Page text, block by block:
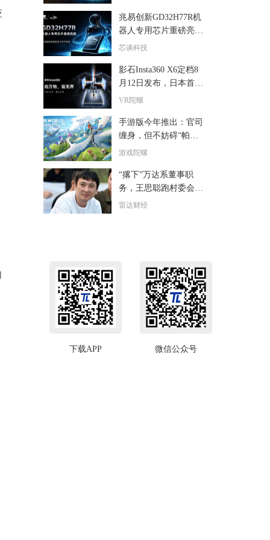
兆易创新GD32H77R机
器人专用芯片重磅亮
相，精准赋能伺服驱动
芯谈科技
影石Insta360 X6定档8
月12日发布，日本首家
直营旗舰店8月8日开业
VR陀螺
手游版今年推出：官司
缠身，但不妨碍“帕
鲁”越来越火
游戏陀螺
“撂下”万达系董事职
务，王思聪跑村委会开
公司？
雷达财经
下载APP 微信公众号